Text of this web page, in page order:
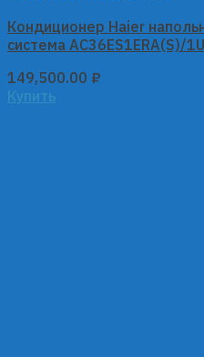
Кондиционер Haier
система AC36ES1ERA(S)/
149,500.00 ₽
Купить